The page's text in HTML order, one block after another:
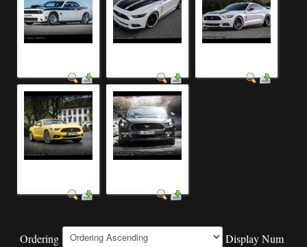
Ordering
Display Num